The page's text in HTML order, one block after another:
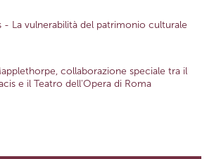
- La vulnerabilità del patrimonio culturale
collaborazione speciale tra il
e il Teatro dell'Opera di Roma